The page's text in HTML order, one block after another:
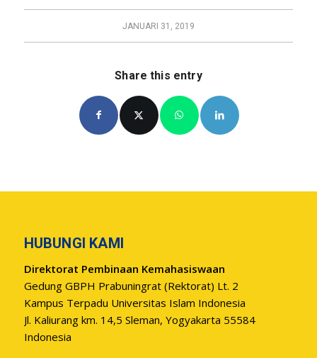
JANUARI 31, 2019
Share this entry
HUBUNGI KAMI
Direktorat Pembinaan Kemahasiswaan
Gedung GBPH Prabuningrat (Rektorat) Lt. 2
Kampus Terpadu Universitas Islam Indonesia
Jl. Kaliurang km. 14,5 Sleman, Yogyakarta 55584
Indonesia